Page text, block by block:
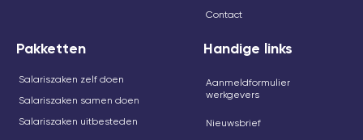
Contact
Pakketten
Salariszaken zelf doen
Salariszaken samen doen
Salariszaken uitbesteden
Handige links
Aanmeldformulier
werkgevers
Nieuwsbrief